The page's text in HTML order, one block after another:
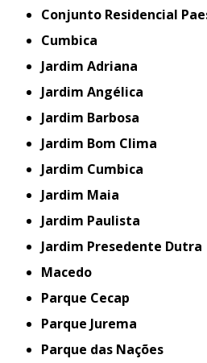
Conjunto Residencial
Cumbica
Jardim Adriana
Jardim Angélica
Jardim Barbosa
Jardim Bom Clima
Jardim Cumbica
Jardim Maia
Jardim Paulista
Jardim Presedente Dutra
Macedo
Parque Cecap
Parque Jurema
Parque das Nações